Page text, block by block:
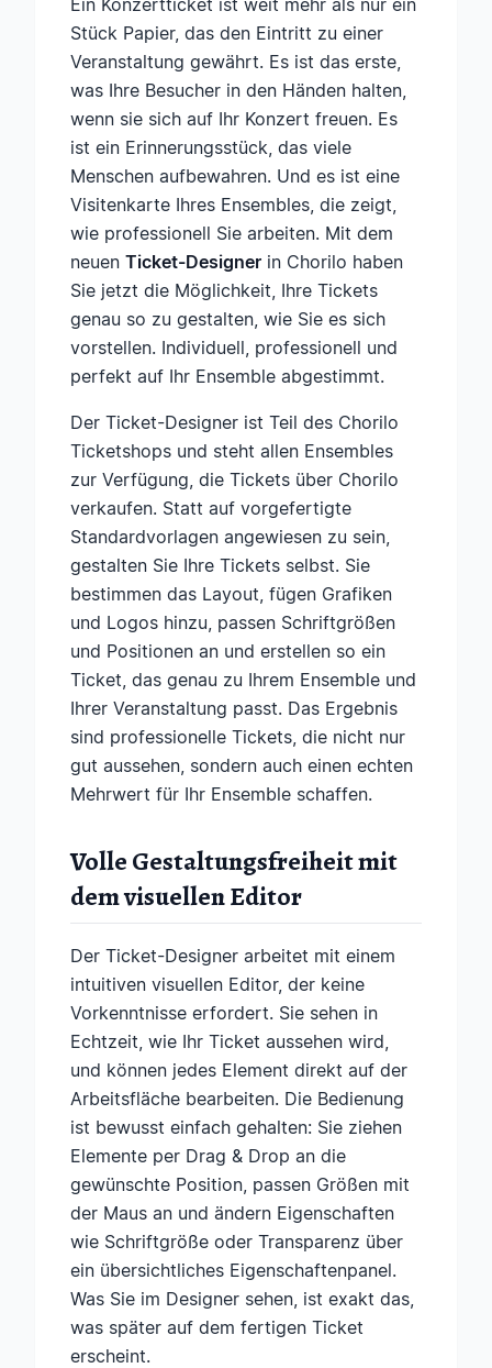
Ein Konzertticket ist weit mehr als nur ein
Stück Papier, das den Eintritt zu einer
Veranstaltung gewährt. Es ist das erste,
was Ihre Besucher in den Händen halten,
wenn sie sich auf Ihr Konzert freuen. Es
ist ein Erinnerungsstück, das viele
Menschen aufbewahren. Und es ist eine
Visitenkarte Ihres Ensembles, die zeigt,
wie professionell Sie arbeiten. Mit dem
neuen Ticket-Designer in Chorilo haben
Sie jetzt die Möglichkeit, Ihre Tickets
genau so zu gestalten, wie Sie es sich
vorstellen. Individuell, professionell und
perfekt auf Ihr Ensemble abgestimmt.
Der Ticket-Designer ist Teil des Chorilo
Ticketshops und steht allen Ensembles
zur Verfügung, die Tickets über Chorilo
verkaufen. Statt auf vorgefertigte
Standardvorlagen angewiesen zu sein,
gestalten Sie Ihre Tickets selbst. Sie
bestimmen das Layout, fügen Grafiken
und Logos hinzu, passen Schriftgrößen
und Positionen an und erstellen so ein
Ticket, das genau zu Ihrem Ensemble und
Ihrer Veranstaltung passt. Das Ergebnis
sind professionelle Tickets, die nicht nur
gut aussehen, sondern auch einen echten
Mehrwert für Ihr Ensemble schaffen.
Volle Gestaltungsfreiheit mit
dem visuellen Editor
Der Ticket-Designer arbeitet mit einem
intuitiven visuellen Editor, der keine
Vorkenntnisse erfordert. Sie sehen in
Echtzeit, wie Ihr Ticket aussehen wird,
und können jedes Element direkt auf der
Arbeitsfläche bearbeiten. Die Bedienung
ist bewusst einfach gehalten: Sie ziehen
Elemente per Drag & Drop an die
gewünschte Position, passen Größen mit
der Maus an und ändern Eigenschaften
wie Schriftgröße oder Transparenz über
ein übersichtliches Eigenschaftenpanel.
Was Sie im Designer sehen, ist exakt das,
was später auf dem fertigen Ticket
erscheint.